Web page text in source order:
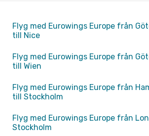
Flyg med Eurowings Europe från
till Nice
Flyg med Eurowings Europe från
till Wien
Flyg med Eurowings Europe från
till Stockholm
Flyg med Eurowings Europe från
Stockholm